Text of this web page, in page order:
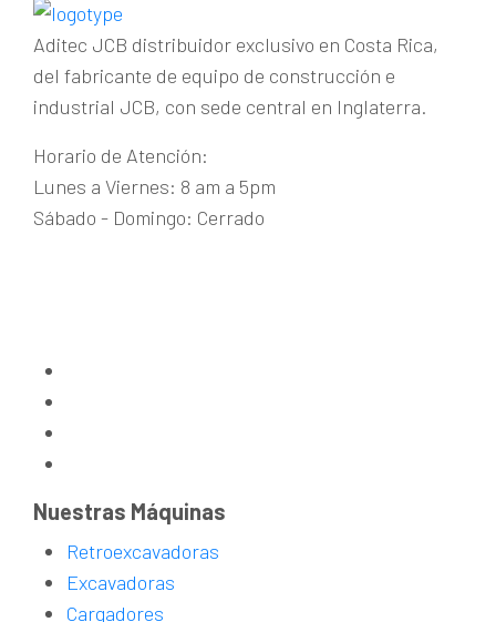
Aditec JCB distribuidor exclusivo en Costa Rica,
del fabricante de equipo de construcción e
industrial JCB, con sede central en Inglaterra.
Horario de Atención:
Lunes a Viernes: 8 am a 5pm
Sábado - Domingo: Cerrado
Nuestras Máquinas
Retroexcavadoras
Excavadoras
Cargadores